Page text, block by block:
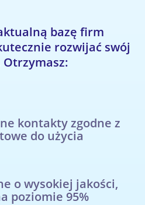
bazę firm
rozwijać swój
Otrzymasz:
kontakty zgodne z
do użycia
o wysokiej jakości,
poziomie 95%